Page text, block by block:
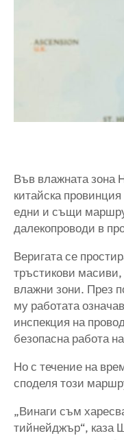
Във влажната зона
китайска
едни и същи
далекопроводи в
Веригата се
тръстикови масиви,
влажни зони. През
му работата
инспекция на
безопасна работа
Но с течение на
споделя този
„Винаги съм
тийнейджър“, каза